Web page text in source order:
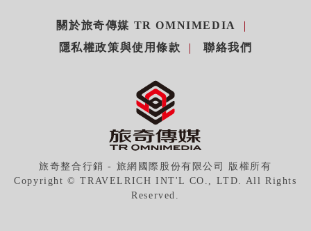
關於旅奇傳媒 TR OMNIMEDIA
隱私權政策與使用條款
聯絡我們
旅奇整合行銷 - 旅網國際股份有限公司 版權所有
Copyright © TRAVELRICH INT'L CO., LTD. All Rights
Reserved.